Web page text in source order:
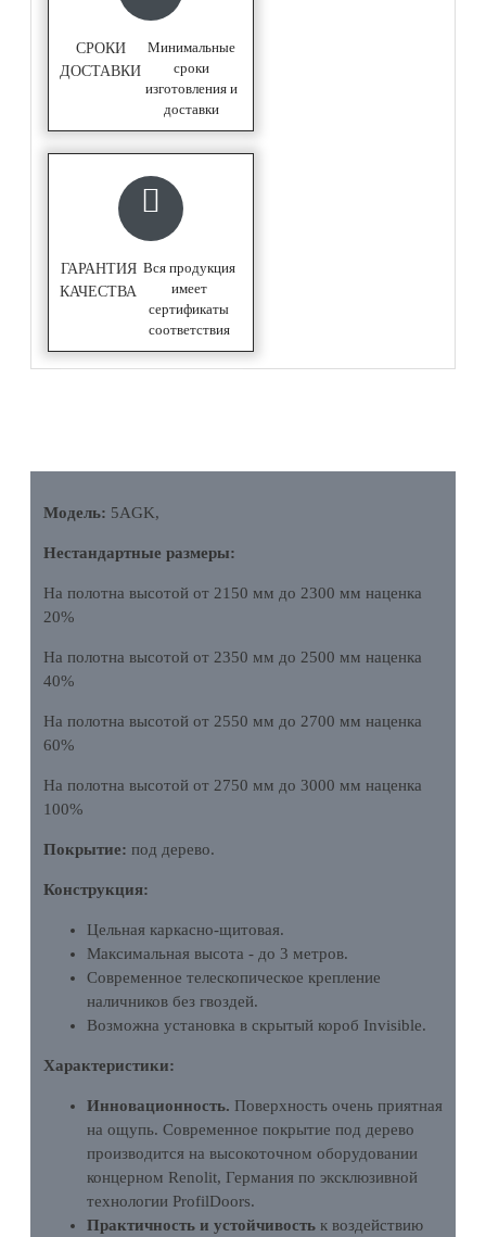
СРОКИ
ДОСТАВКИ
Минимальные
сроки
изготовления и
доставки
ГАРАНТИЯ
КАЧЕСТВА
Вся продукция
имеет
сертификаты
соответствия
Модель: 5AGK,
Нестандартные размеры:
На полотна высотой от 2150 мм до 2300 мм наценка
20%
На полотна высотой от 2350 мм до 2500 мм наценка
40%
На полотна высотой от 2550 мм до 2700 мм наценка
60%
На полотна высотой от 2750 мм до 3000 мм наценка
100%
Покрытие: под дерево.
Конструкция:
Цельная каркасно-щитовая.
Максимальная высота - до 3 метров.
Современное телескопическое крепление
наличников без гвоздей.
Возможна установка в скрытый короб Invisible.
Характеристики:
Инновационность. Поверхность очень приятная
на ощупь. Современное покрытие под дерево
производится на высокоточном оборудовании
концерном Renolit, Германия по эксклюзивной
технологии ProfilDoors.
Практичность и устойчивость к воздействию